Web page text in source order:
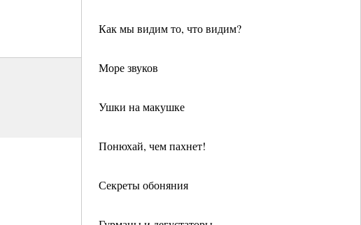
Как мы видим то, что видим?
Море звуков
Ушки на макушке
Понюхай, чем пахнет!
Секреты обоняния